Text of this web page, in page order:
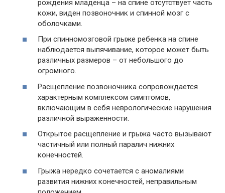
рождения младенца – на спине отсутствует часть
кожи, виден позвоночник и спинной мозг с
оболочками.
При спинномозговой грыже ребенка на спине
наблюдается выпячивание, которое может быть
различных размеров – от небольшого до
огромного.
Расщепление позвоночника сопровождается
характерным комплексом симптомов,
включающим в себя неврологические нарушения
различной выраженности.
Открытое расщепление и грыжа часто вызывают
частичный или полный паралич нижних
конечностей.
Грыжа нередко сочетается с аномалиями
развития нижних конечностей, неправильным